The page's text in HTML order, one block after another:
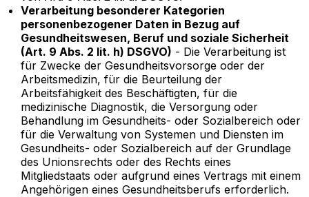
Verarbeitung besonderer Kategorien
personenbezogener Daten in Bezug auf
Gesundheitswesen, Beruf und soziale Sicherheit
(Art. 9 Abs. 2 lit. h) DSGVO) - Die Verarbeitung ist
für Zwecke der Gesundheitsvorsorge oder der
Arbeitsmedizin, für die Beurteilung der
Arbeitsfähigkeit des Beschäftigten, für die
medizinische Diagnostik, die Versorgung oder
Behandlung im Gesundheits- oder Sozialbereich oder
für die Verwaltung von Systemen und Diensten im
Gesundheits- oder Sozialbereich auf der Grundlage
des Unionsrechts oder des Rechts eines
Mitgliedstaats oder aufgrund eines Vertrags mit einem
Angehörigen eines Gesundheitsberufs erforderlich.